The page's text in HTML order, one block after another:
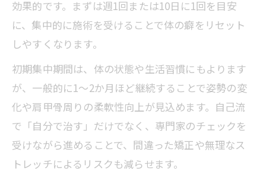
効果的です。まずは週1回または10日に1回を目安
に、集中的に施術を受けることで体の癖をリセット
しやすくなります。
初期集中期間は、体の状態や生活習慣にもよります
が、一般的に1～2か月ほど継続することで姿勢の変
化や肩甲骨周りの柔軟性向上が見込めます。自己流
で「自分で治す」だけでなく、専門家のチェックを
受けながら進めることで、間違った矯正や無理なス
トレッチによるリスクも減らせます。